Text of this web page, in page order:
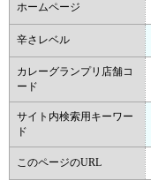
ホームページ
辛さレベル
カレーグランプリ店舗コ
ード
サイト内検索用キーワー
ド
このページのURL